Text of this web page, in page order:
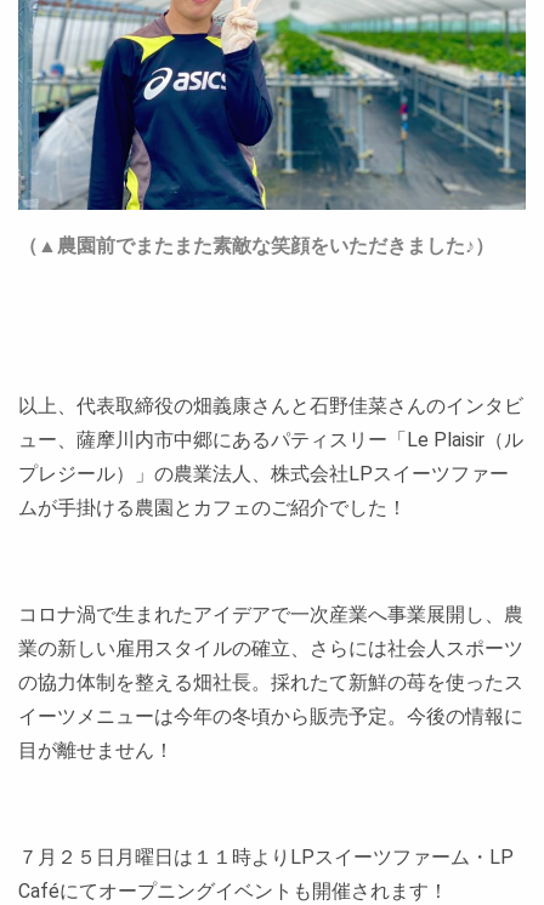
（▲農園前でまたまた素敵な笑顔をいただきました♪）
以上、代表取締役の畑義康さんと石野佳菜さんのインタビ
ュー、薩摩川内市中郷にあるパティスリー「Le Plaisir（ル
プレジール）」の農業法人、株式会社LPスイーツファー
ムが手掛ける農園とカフェのご紹介でした！
コロナ渦で生まれたアイデアで一次産業へ事業展開し、農
業の新しい雇用スタイルの確立、さらには社会人スポーツ
の協力体制を整える畑社長。採れたて新鮮の苺を使ったス
イーツメニューは今年の冬頃から販売予定。今後の情報に
目が離せません！
７月２５日月曜日は１１時よりLPスイーツファーム・LP
Caféにてオープニングイベントも開催されます！